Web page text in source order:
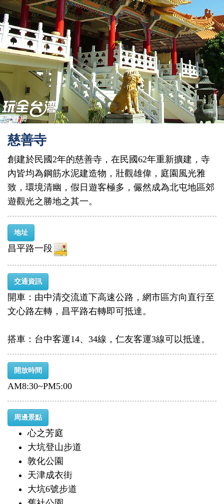
慈善寺
創建於民國2年的慈善寺，在民國62年重新擴建，寺
內皆均為鋼筋水泥建造物，壯觀雄偉，庭園風光雅
致，環境清幽，假日遊客極多，儼然成為北屯地區郊
遊觀光之勝地之其一。
地址
昌平路一段
交通資訊
開車：由中清交流道下高速公路，網市區方向直行至
文心路左轉，昌平路右轉即可抵達。
搭車：台中客運14、34線，仁友客運3線可以抵達。
開放時間
AM8:30~PM5:00
周邊景點
心之芳庭
大坑登山步道
敦化公園
天津成衣街
大坑6號步道